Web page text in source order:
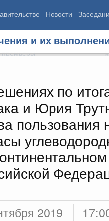
Новости
и их
по
и Юрия
2019
Правительства
премьеры
Демография
Здоровье
Культура
Общество
Государство
программы